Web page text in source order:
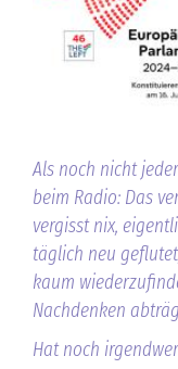
Als noch nicht
beim Radio: Das
vergisst nix,
täglich neu
kaum
Nachdenken
Hat noch